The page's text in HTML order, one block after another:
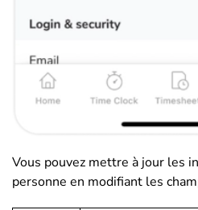
Vous pouvez mettre à jour les
personne en modifiant les